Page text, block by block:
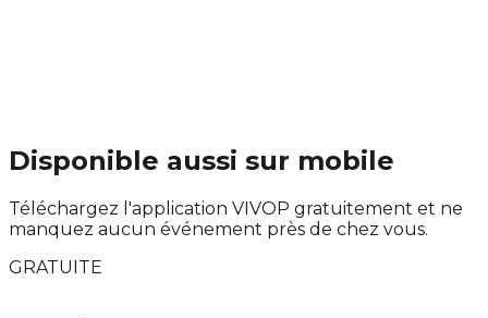
Disponible aussi sur mobile
Téléchargez l'application VIVOP gratuitement et ne
manquez aucun événement près de chez vous.
GRATUITE